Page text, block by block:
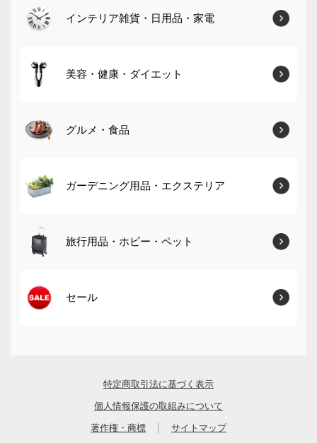
インテリア雑貨・日用品・家電
美容・健康・ダイエット
グルメ・食品
ガーデニング用品・エクステリア
旅行用品・ホビー・ペット
セール
特定商取引法に基づく表示
個人情報保護の取組みについて
著作権・商標 サイトマップ